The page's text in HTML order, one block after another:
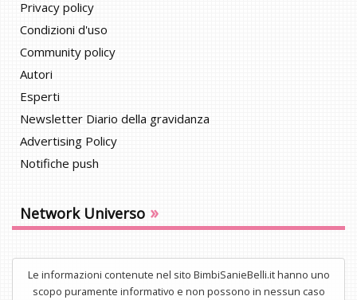
Privacy policy
Condizioni d'uso
Community policy
Autori
Esperti
Newsletter Diario della gravidanza
Advertising Policy
Notifiche push
Network Universo »
Le informazioni contenute nel sito BimbiSanieBelli.it hanno uno
scopo puramente informativo e non possono in nessun caso